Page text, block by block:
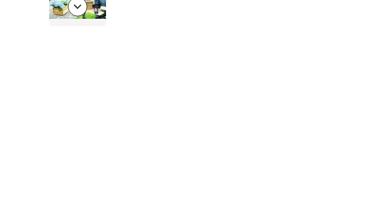
Bolton.General.NextSlide